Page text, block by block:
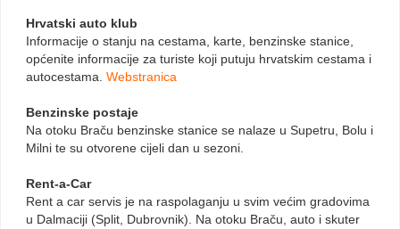
Hrvatski auto klub
Informacije o stanju na cestama, karte, benzinske stanice,
općenite informacije za turiste koji putuju hrvatskim cestama i
autocestama. Webstranica
Benzinske postaje
Na otoku Braču benzinske stanice se nalaze u Supetru, Bolu i
Milni te su otvorene cijeli dan u sezoni.
Rent-a-Car
Rent a car servis je na raspolaganju u svim većim gradovima
u Dalmaciji (Split, Dubrovnik). Na otoku Braču, auto i skuter